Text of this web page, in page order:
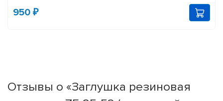
950 ₽
Отзывы о «Заглушка резиновая